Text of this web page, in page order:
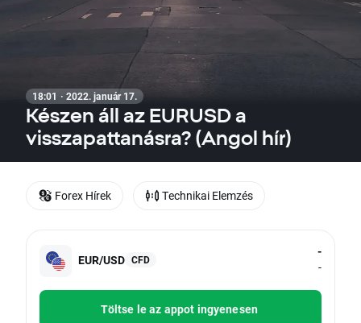
18:01 · 2022. január 17.
Készen áll az EURUSD a
visszapattanásra? (Angol hír)
EUR/USD CFD
-
-
Töltse le az appot ingyenesen
Forex Hírek Technikai Elemzés